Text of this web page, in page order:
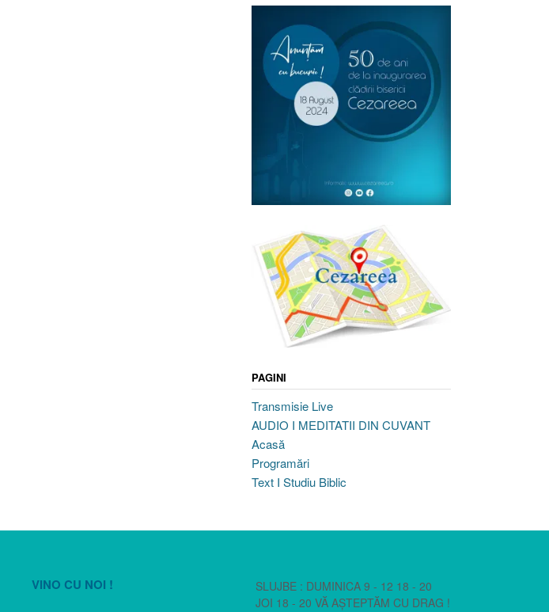
PAGINI
Transmisie Live
AUDIO I MEDITATII DIN CUVANT
Acasă
Programări
Text I Studiu Biblic
VINO CU NOI !
SLUJBE : DUMINICA 9 - 12 18 - 20
JOI 18 - 20 VĂ AȘTEPTĂM CU DRAG !